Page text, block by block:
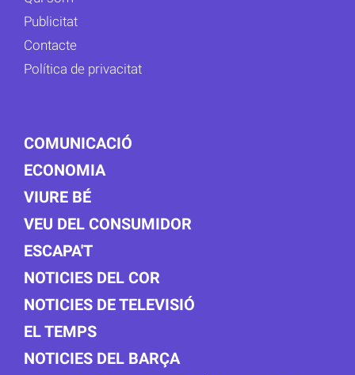
Publicitat
Contacte
Política de privacitat
COMUNICACIÓ
ECONOMIA
VIURE BÉ
VEU DEL CONSUMIDOR
ESCAPA'T
NOTICIES DEL COR
NOTICIES DE TELEVISIÓ
EL TEMPS
NOTICIES DEL BARÇA